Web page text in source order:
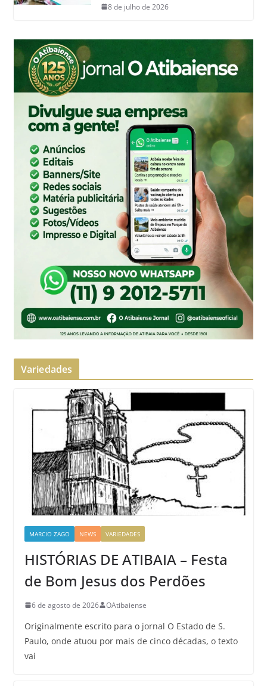
8 de julho de 2026
Variedades
MARCIO ZAGO NEWS VARIEDADES
HISTÓRIAS DE ATIBAIA – Festa
de Bom Jesus dos Perdões
6 de agosto de 2026 OAtibaiense
Originalmente escrito para o jornal O Estado de S.
Paulo, onde atuou por mais de cinco décadas, o texto
vai